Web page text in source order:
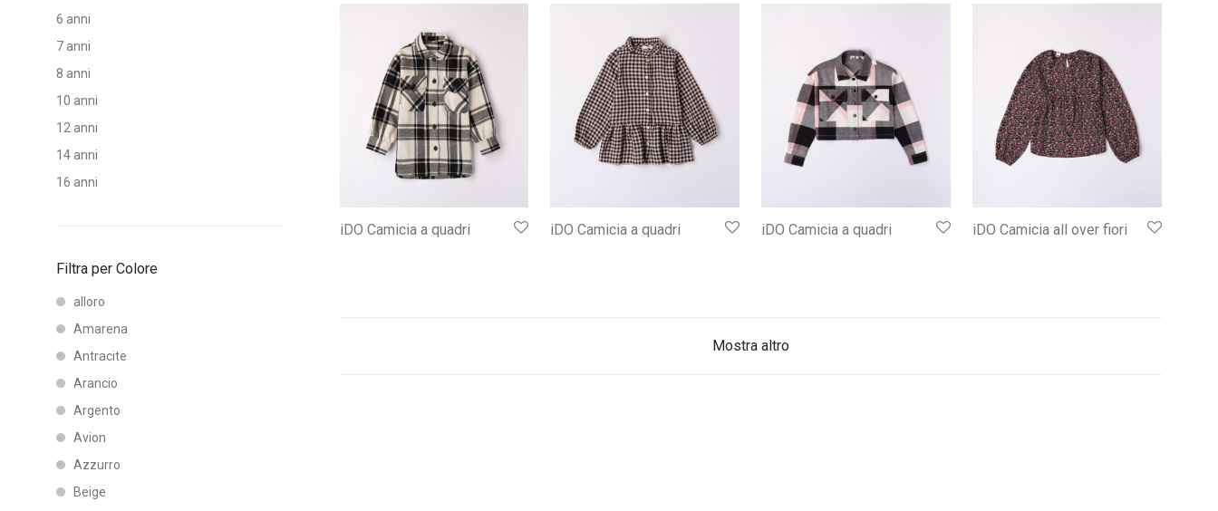
6 anni
7 anni
8 anni
10 anni
12 anni
14 anni
16 anni
Filtra per Colore
alloro
Amarena
Antracite
Arancio
Argento
Avion
Azzurro
Beige
iDO Camicia a quadri iDO Camicia a quadri iDO Camicia a quadri iDO Camicia all over fiori
Mostra altro